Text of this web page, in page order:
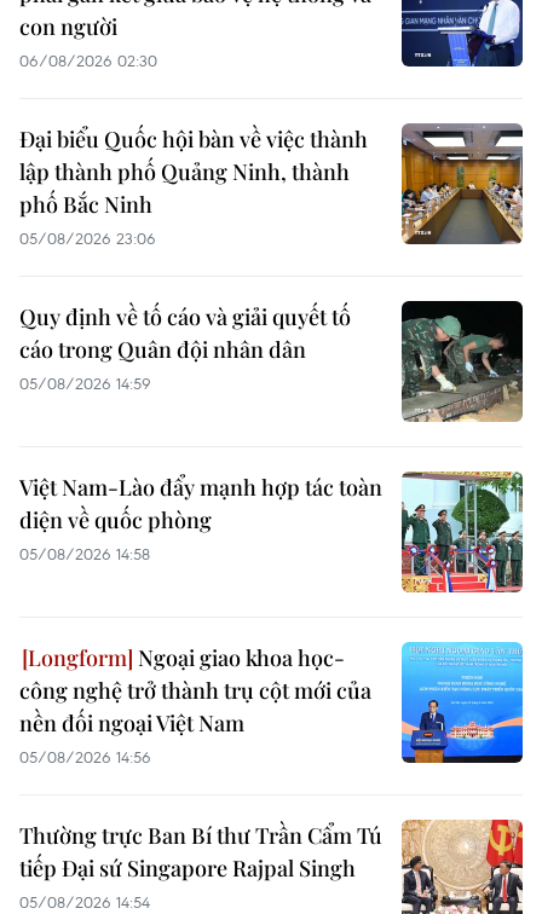
con người
06/08/2026 02:30
Đại biểu Quốc hội bàn về việc thành
lập thành phố Quảng Ninh, thành
phố Bắc Ninh
05/08/2026 23:06
Quy định về tố cáo và giải quyết tố
cáo trong Quân đội nhân dân
05/08/2026 14:59
Việt Nam-Lào đẩy mạnh hợp tác toàn
diện về quốc phòng
05/08/2026 14:58
Ngoại giao khoa học-
công nghệ trở thành trụ cột mới của
nền đối ngoại Việt Nam
05/08/2026 14:56
Thường trực Ban Bí thư Trần Cẩm Tú
tiếp Đại sứ Singapore Rajpal Singh
05/08/2026 14:54